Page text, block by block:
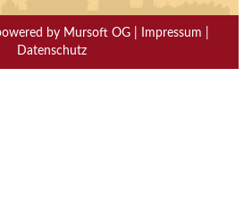
by Mursoft OG | Impressum |
Datenschutz